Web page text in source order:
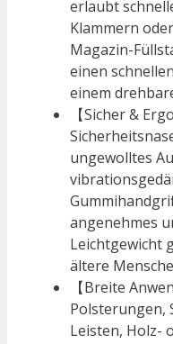
erlaubt
Klammern
Magazin-
einen
einem
【Sicher &
ungewolltes
angenehmes
Leichtgewicht
ältere
【Breite
Polsterungen,
Leisten, Holz-